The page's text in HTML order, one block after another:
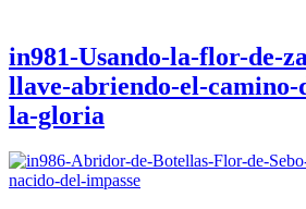
in981-Usando-la-flor-de-
llave-abriendo-el-
la-gloria